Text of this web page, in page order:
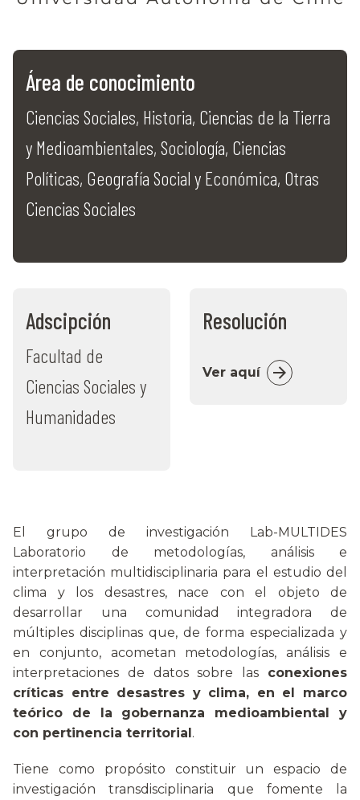
Área de conocimiento
Ciencias Sociales, Historia, Ciencias de la Tierra
y Medioambientales, Sociología, Ciencias
Políticas, Geografía Social y Económica, Otras
Ciencias Sociales
Adscipción
Facultad de
Ciencias Sociales y
Humanidades
Resolución
Ver aquí
El grupo de investigación Lab-MULTIDES
Laboratorio de metodologías, análisis e
interpretación multidisciplinaria para el estudio del
clima y los desastres, nace con el objeto de
desarrollar una comunidad integradora de
múltiples disciplinas que, de forma especializada y
en conjunto, acometan metodologías, análisis e
interpretaciones de datos sobre las conexiones
críticas entre desastres y clima, en el marco
teórico de la gobernanza medioambiental y
con pertinencia territorial.
Tiene como propósito constituir un espacio de
investigación transdisciplinaria que fomente la